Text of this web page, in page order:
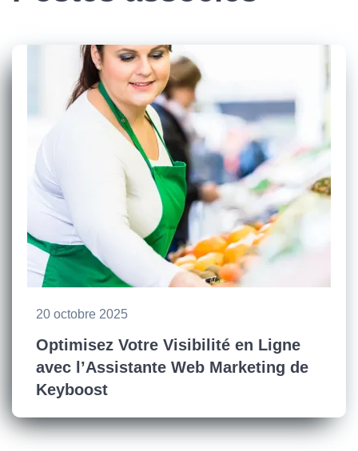
20 octobre 2025
Optimisez Votre Visibilité en Ligne
avec l’Assistante Web Marketing de
Keyboost